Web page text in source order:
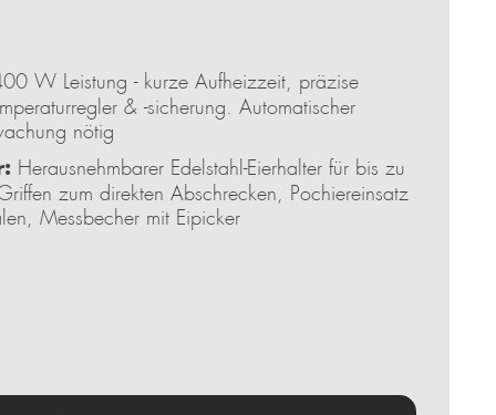
W Leistung - kurze Aufheizzeit, präzise
& -sicherung. Automatischer
nötig
Herausnehmbarer Edelstahl-Eierhalter für bis zu
zum direkten Abschrecken, Pochiereinsatz
Messbecher mit Eipicker